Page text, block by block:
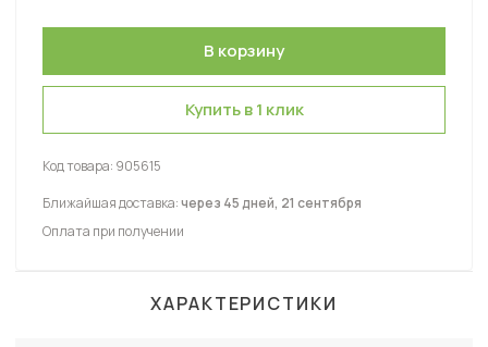
Купить в 1 клик
Код товара: 905615
Ближайшая доставка:через 45 дней, 21 сентября
Оплата при получении
ХАРАКТЕРИСТИКИ